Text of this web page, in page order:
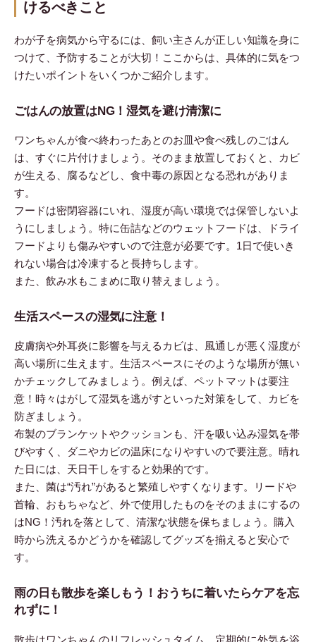
けるべきこと
わが子を病気から守るには、飼い主さんが正しい知識を身に
つけて、予防することが大切！ここからは、具体的に気をつ
けたいポイントをいくつかご紹介します。
ごはんの放置はNG！湿気を避け清潔に
ワンちゃんが食べ終わったあとのお皿や食べ残しのごはん
は、すぐに片付けましょう。そのまま放置しておくと、カビ
が生える、腐るなどし、食中毒の原因となる恐れがありま
す。
フードは密閉容器にいれ、湿度が高い環境では保管しないよ
うにしましょう。特に缶詰などのウェットフードは、ドライ
フードよりも傷みやすいので注意が必要です。1日で使いき
れない場合は冷凍すると長持ちします。
また、飲み水もこまめに取り替えましょう。
生活スペースの湿気に注意！
皮膚病や外耳炎に影響を与えるカビは、風通しが悪く湿度が
高い場所に生えます。生活スペースにそのような場所が無い
かチェックしてみましょう。例えば、ペットマットは要注
意！時々はがして湿気を逃がすといった対策をして、カビを
防ぎましょう。
布製のブランケットやクッションも、汗を吸い込み湿気を帯
びやすく、ダニやカビの温床になりやすいので要注意。晴れ
た日には、天日干しをすると効果的です。
また、菌は“汚れ”があると繁殖しやすくなります。リードや
首輪、おもちゃなど、外で使用したものをそのままにするの
はNG！汚れを落として、清潔な状態を保ちましょう。購入
時から洗えるかどうかを確認してグッズを揃えると安心で
す。
雨の日も散歩を楽しもう！おうちに着いたらケアを忘
れずに！
散歩はワンちゃんのリフレッシュタイム。定期的に外気を浴